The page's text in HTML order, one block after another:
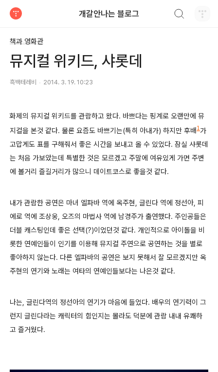
개갈안나는 블로그
책과 영화관
뮤지컬 위키드, 샤롯데
흑백테레비 2014. 3. 19. 10:23
화제의 뮤지컬 위키드를 관람하고 왔다. 바쁘다는 핑계로 오랜만에 뮤
지컬을 본것 같다. 물론 요즘도 바쁘기는(특히 아내가) 하지만 후배 1가
고맙게도 표를 구해줘서 좋은 시간을 보내고 올 수 있었다. 잠실 샤롯데
는 처음 가보았는데 특별한 것은 모르겠고 주말에 여유있게 가면 주변
에 볼거리 즐길거리가 많으니 데이트코스로 좋을것 같다.
내가 관람한 공연은 마녀 엘파바 역에 옥주현, 글린다 역에 정선아, 피
에로 역에 조상웅, 오즈의 마법사 역에 남경주가 출연했다. 주인공들은
더블 캐스팅인데 좋은 선택(?)이었던것 같다. 개인적으로 아이돌을 비
롯한 연예인들이 인기를 이용해 뮤지컬 주연으로 공연하는 것을 별로
좋아하지 않는다. 다른 엘파바의 공연은 보지 못해서 잘 모르겠지만 옥
주현의 연기와 노래는 여타의 연예인들보다는 나은것 같다.
나는, 글린다역의 정선아의 연기가 마음에 들었다. 배우의 연기력이 그
런지 글린다라는 캐릭터의 힘인지는 몰라도 덕분에 관람 내내 유쾌하
고 즐거웠다.